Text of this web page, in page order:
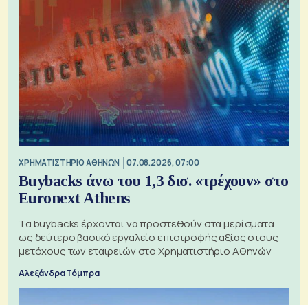
XΡΗΜΑΤΙΣΤΗΡΙΟ ΑΘΗΝΩΝ 07.08.2026, 07:00
Buybacks άνω του 1,3 δισ. «τρέχουν» στο
Euronext Athens
Τα buybacks έρχονται να προστεθούν στα μερίσματα
ως δεύτερο βασικό εργαλείο επιστροφής αξίας στους
μετόχους των εταιρειών στο Χρηματιστήριο Αθηνών
Αλεξάνδρα Τόμπρα